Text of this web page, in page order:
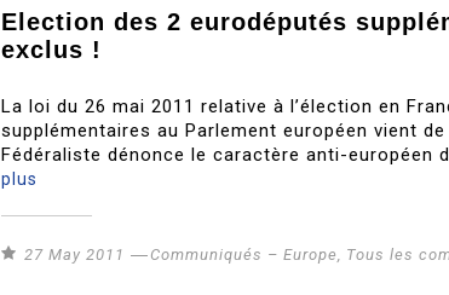
Election des 2 eurodéputés
exclus !
La loi du 26 mai 2011 relative à l’élection en
supplémentaires au Parlement européen vient
Fédéraliste dénonce le caractère anti-européen
plus
27 May 2011 Communiqués – Europe, Tous les